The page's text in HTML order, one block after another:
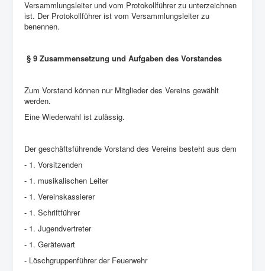
Versammlungsleiter und vom Protokollführer zu unterzeichnen
ist. Der Protokollführer ist vom Versammlungsleiter zu
benennen.
§ 9 Zusammensetzung und Aufgaben des Vorstandes
Zum Vorstand können nur Mitglieder des Vereins gewählt
werden.
Eine Wiederwahl ist zulässig.
Der geschäftsführende Vorstand des Vereins besteht aus dem
- 1. Vorsitzenden
- 1. musikalischen Leiter
- 1. Vereinskassierer
- 1. Schriftführer
- 1. Jugendvertreter
- 1. Gerätewart
- Löschgruppenführer der Feuerwehr